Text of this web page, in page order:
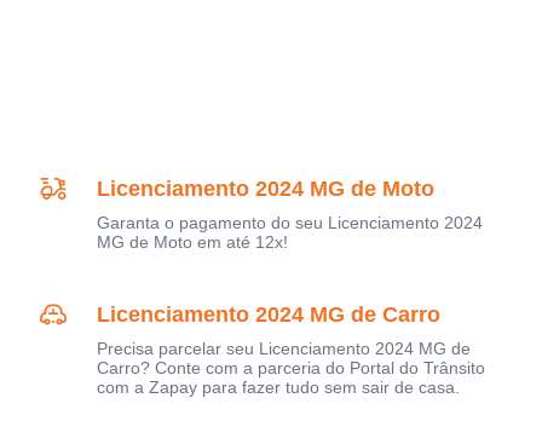
Licenciamento 2024 MG de Moto
Garanta o pagamento do seu Licenciamento 2024
MG de Moto em até 12x!
Licenciamento 2024 MG de Carro
Precisa parcelar seu Licenciamento 2024 MG de
Carro? Conte com a parceria do Portal do Trânsito
com a Zapay para fazer tudo sem sair de casa.